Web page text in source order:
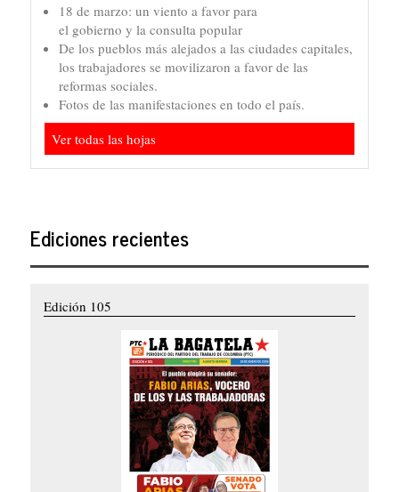
18 de marzo: un viento a favor para
el gobierno y la consulta popular
De los pueblos más alejados a las ciudades capitales,
los trabajadores se movilizaron a favor de las
reformas sociales.
Fotos de las manifestaciones en todo el país.
Ver todas las hojas
Ediciones recientes
Edición 105